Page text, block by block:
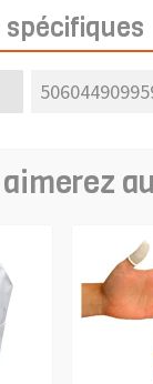
spécifiques